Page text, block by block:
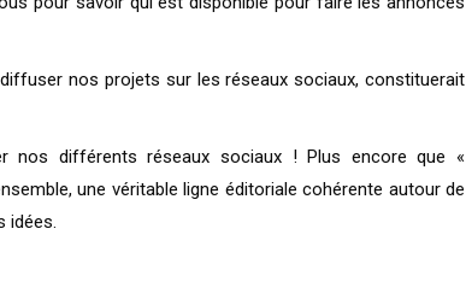
diffuser nos projets sur les réseaux sociaux, constituerait
nos différents réseaux sociaux ! Plus encore que «
une véritable ligne éditoriale cohérente autour de
idées.